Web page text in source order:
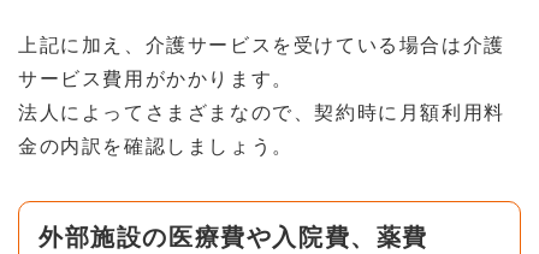
上記に加え、介護サービスを受けている場合は介護
サービス費用がかかります。
法人によってさまざまなので、契約時に月額利用料
金の内訳を確認しましょう。
外部施設の医療費や入院費、薬費